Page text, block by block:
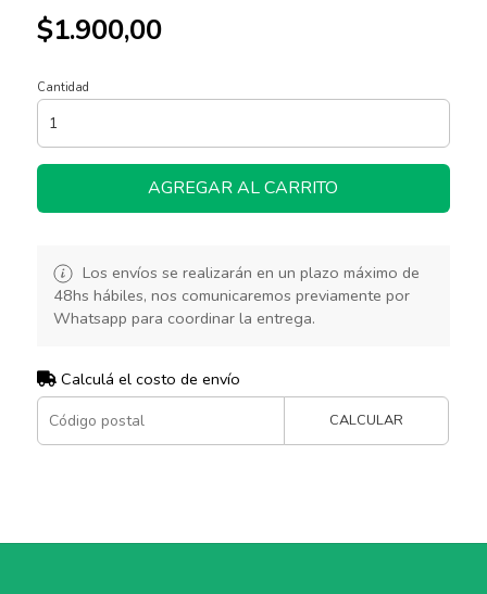
$1.900,00
Cantidad
AGREGAR AL CARRITO
Los envíos se realizarán en un plazo máximo de
48hs hábiles, nos comunicaremos previamente por
Whatsapp para coordinar la entrega.
Calculá el costo de envío
CALCULAR